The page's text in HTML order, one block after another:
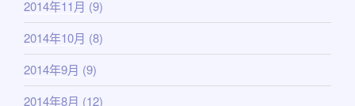
2014年11月 (9)
2014年10月 (8)
2014年9月 (9)
2014年8月 (12)